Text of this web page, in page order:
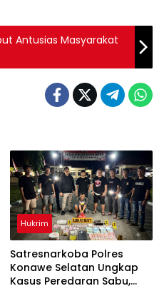
Antusias Masyarakat
Hukrim
Satresnarkoba Polres
Konawe Selatan Ungkap
Kasus Peredaran Sabu,